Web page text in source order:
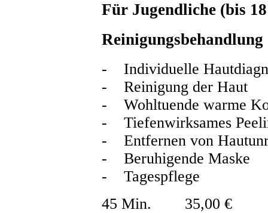
Für Jugendliche (bis
Reinigungsbehandlung
- Individuelle
- Reinigung der Haut
- Wohltuende warme
- Tiefenwirksames
- Entfernen von
- Beruhigende Maske
- Tagespflege
45 Min. 35,00 €